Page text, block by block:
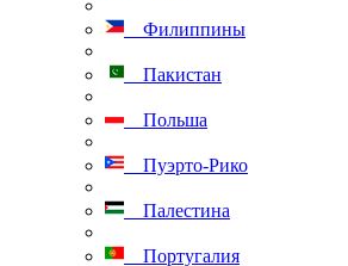
Филиппины
Пакистан
Польша
Пуэрто-Рико
Палестина
Португалия